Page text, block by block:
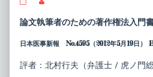
論
文
著
権
posts
by
author
そ
論文執筆者のための著作権法入門
日本医事新報 No.4595（2012年5月19日）
評者：北村行夫（弁護士 / 虎ノ門